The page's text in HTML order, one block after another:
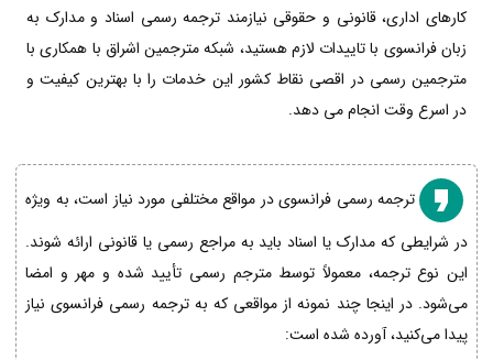
کارهای اداری، قانونی و حقوقی نیازمند ترجمه رسمی اسناد و مدارک به
زبان فرانسوی با تاییدات لازم هستید، شبکه مترجمین اشراق با همکاری با
مترجمین رسمی در اقصی نقاط کشور این خدمات را با بهترین کیفیت و
در اسرع وقت انجام می دهد.
ترجمه رسمی فرانسوی در مواقع مختلفی مورد نیاز است، به ویژه
در شرایطی که مدارک یا اسناد باید به مراجع رسمی یا قانونی ارائه شوند.
این نوع ترجمه، معمولاً توسط مترجم رسمی تأیید شده و مهر و امضا
می‌شود. در اینجا چند نمونه از مواقعی که به ترجمه رسمی فرانسوی نیاز
پیدا می‌کنید، آورده شده است: